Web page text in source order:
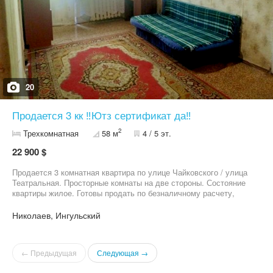
20
Продается 3 кк ‼️Ютз сертификат да‼️
Трехкомнатная 58 м2 4 / 5 эт.
22 900 $
Продается 3 комнатная квартира по улице Чайковского / улица
Театральная. Просторные комнаты на две стороны. Состояние
квартиры жилое. Готовы продать по безналичному расчету,
Николаев, Ингульский
← Предыдущая Следующая →